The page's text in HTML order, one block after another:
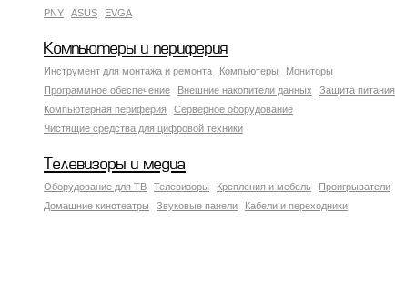
PNY
ASUS EVGA
Компьютеры и периферия
Инструмент для монтажа и ремонта Компьютеры
Мониторы
Программное обеспечение
Внешние накопители данных
Защита питания
Компьютерная периферия
Серверное оборудование
Чистящие средства для цифровой техники
Телевизоры и медиа
Оборудование для ТВ Телевизоры Крепления и мебель
Проигрыватели
Домашние кинотеатры
Звуковые панели Кабели и переходники